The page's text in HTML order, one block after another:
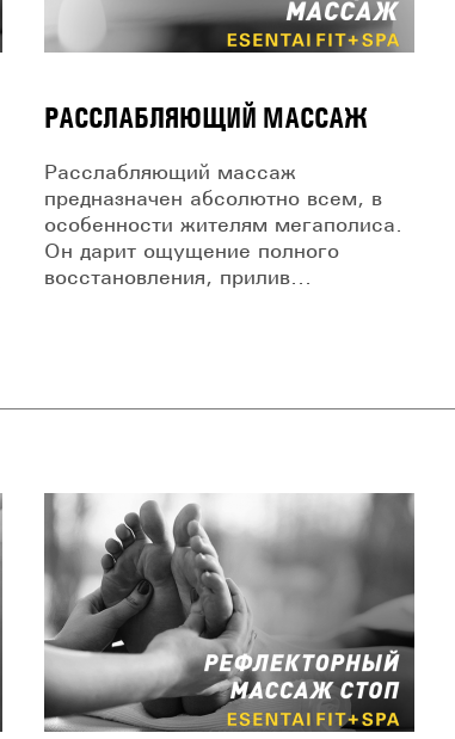
РАССЛАБЛЯЮЩИЙ МАССАЖ
Расслабляющий массаж
предназначен абсолютно всем, в
особенности жителям мегаполиса.
Он дарит ощущение полного
восстановления, прилив...